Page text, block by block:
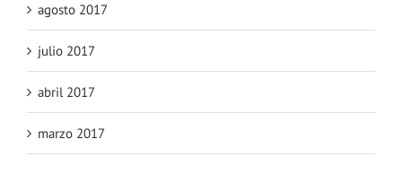
agosto 2017
julio 2017
abril 2017
marzo 2017